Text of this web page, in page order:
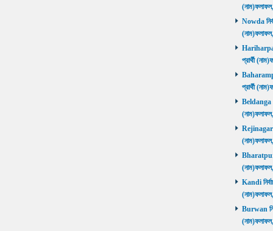
Nowda
প্রার্থী
প্রার্থী
Beldanga
Rejinagar
Bharatpur
Kandi
Burwan